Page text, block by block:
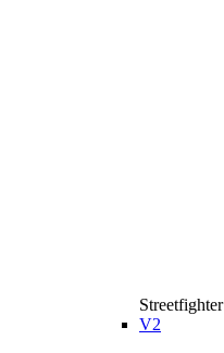
Streetfighter
V2